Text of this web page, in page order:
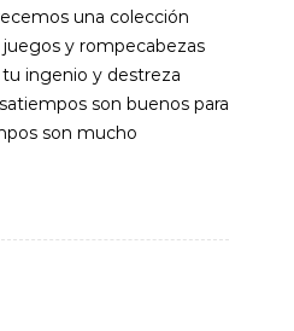
una colección
y rompecabezas
ingenio y destreza
son buenos para
son mucho